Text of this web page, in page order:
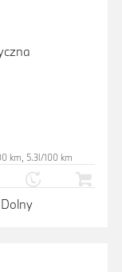
km, 5.3l/100 km